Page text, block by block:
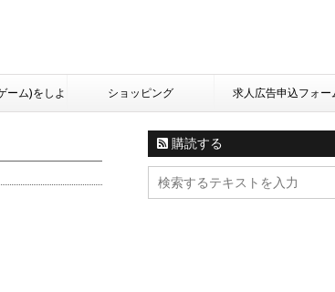
ーム)をしよ ショッピング 求人広告申込フォー
購読する